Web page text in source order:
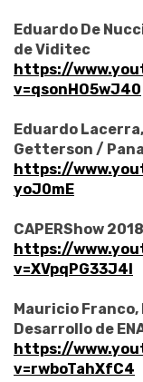
Eduardo De
de Viditec
https://
v=qsonHO5wJ40
Eduardo
Getterson /
https://
yoJ0mE
CAPERShow
https://
v=XVpqPG33J4I
Mauricio
Desarrollo de
https://
v=rwboTahXfC4